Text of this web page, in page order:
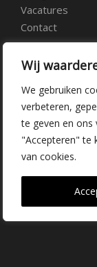
Wij
We gebruiken
verbeteren,
te geven en ons
"Accepteren" te
van cookies.
Vacatures
Contact
Kwekerij
Vrederustlaan
2645 AW
015 262 0429